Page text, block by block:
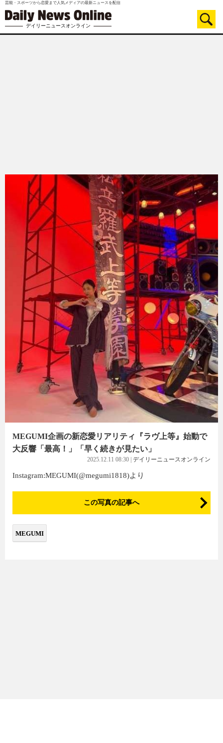
芸能・スポーツから恋愛まで人気メディアの最新ニュースを配信
デイリーニュースオンライン
MEGUMI企画の新恋愛リアリティ『ラヴ上等』始動で
大反響「最高！」「早く続きが見たい」
2025.12.11 08:30 | デイリーニュースオンライン
Instagram:MEGUMI(@megumi1818)より
この写真の記事へ
MEGUMI